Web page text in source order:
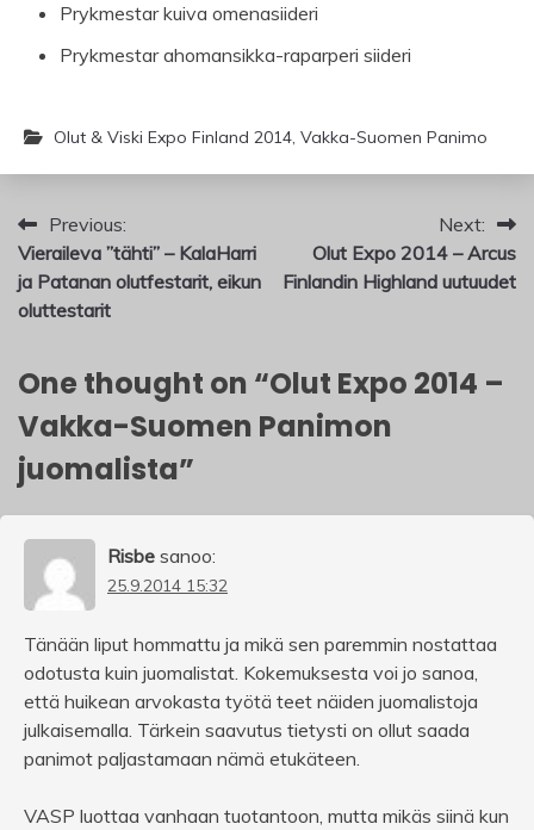
Prykmestar kuiva omenasiideri
Prykmestar ahomansikka-raparperi siideri
Olut & Viski Expo Finland 2014, Vakka-Suomen Panimo
Artikkelien
selaus
Previous:
Vieraileva ”tähti” – KalaHarri
ja Patanan olutfestarit, eikun
oluttestarit
Next:
Olut Expo 2014 – Arcus
Finlandin Highland uutuudet
One thought on “Olut Expo 2014 –
Vakka-Suomen Panimon
juomalista”
Risbe sanoo:
25.9.2014 15:32
Tänään liput hommattu ja mikä sen paremmin nostattaa
odotusta kuin juomalistat. Kokemuksesta voi jo sanoa,
että huikean arvokasta työtä teet näiden juomalistoja
julkaisemalla. Tärkein saavutus tietysti on ollut saada
panimot paljastamaan nämä etukäteen.
VASP luottaa vanhaan tuotantoon, mutta mikäs siinä kun